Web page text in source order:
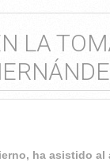
LA
ha asistido